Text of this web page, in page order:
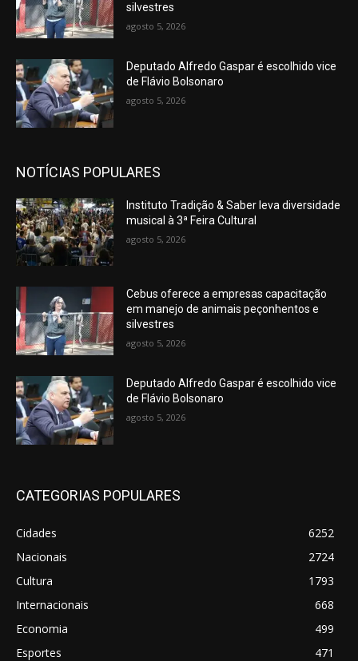
silvestres
agosto 5, 2026
Deputado Alfredo Gaspar é escolhido vice
de Flávio Bolsonaro
agosto 5, 2026
NOTÍCIAS POPULARES
Instituto Tradição & Saber leva diversidade
musical à 3ª Feira Cultural
agosto 5, 2026
Cebus oferece a empresas capacitação
em manejo de animais peçonhentos e
silvestres
agosto 5, 2026
Deputado Alfredo Gaspar é escolhido vice
de Flávio Bolsonaro
agosto 5, 2026
CATEGORIAS POPULARES
Cidades
6252
Nacionais
2724
Cultura
1793
Internacionais
668
Economia
499
Esportes
471